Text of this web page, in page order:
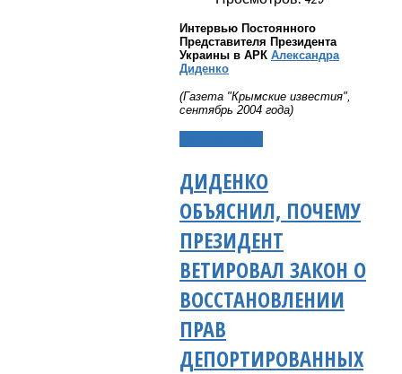
Интервью Постоянного
Представителя Президента
Украины в АРК Александра
Диденко
(Газета "Крымские известия",
сентябрь 2004 года)
ДИДЕНКО
ОБЪЯСНИЛ, ПОЧЕМУ
ПРЕЗИДЕНТ
ВЕТИРОВАЛ ЗАКОН О
ВОССТАНОВЛЕНИИ
ПРАВ
ДЕПОРТИРОВАННЫХ